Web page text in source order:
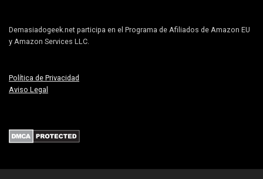
Demasiadogeek.net participa en el Programa de Afiliados de Amazon EU
y Amazon Services LLC.
Política de Privacidad
Aviso Legal